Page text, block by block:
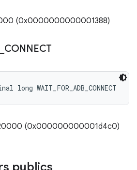
(0x0000000000001388)
CONNECT
WAIT_FOR_ADB_CONNECT
(0x000000000001d4c0)
publics